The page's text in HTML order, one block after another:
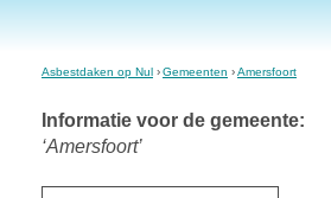
Asbestdaken op Nul Gemeenten Amersfoort
Informatie voor de gemeente:
‘Amersfoort’